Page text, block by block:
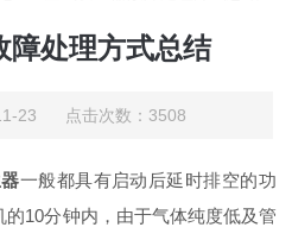
障处理方式总结
23 点击次数：3508
一般都具有启动后延时排空的功
10分钟内，由于气体纯度低及管